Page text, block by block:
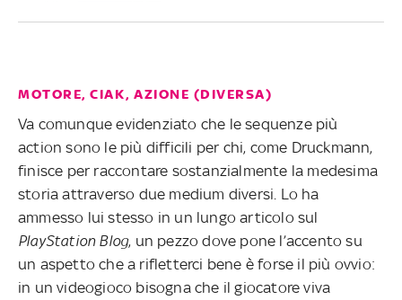
MOTORE, CIAK, AZIONE (DIVERSA)
Va comunque evidenziato che le sequenze più
action sono le più difficili per chi, come Druckmann,
finisce per raccontare sostanzialmente la medesima
storia attraverso due medium diversi. Lo ha
ammesso lui stesso in un lungo articolo sul
PlayStation Blog, un pezzo dove pone l’accento su
un aspetto che a rifletterci bene è forse il più ovvio:
in un videogioco bisogna che il giocatore viva